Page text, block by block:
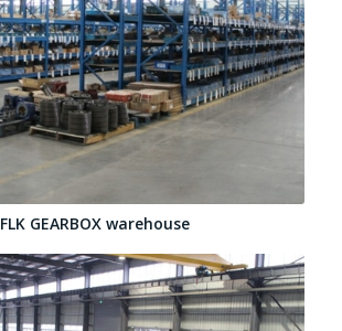
FLK GEARBOX warehouse